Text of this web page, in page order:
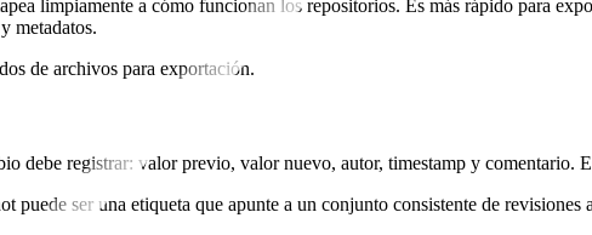
limpiamente a cómo funcionan los repositorios. Es más rápido para
metadatos.
de archivos para exportación.
debe registrar: valor previo, valor nuevo, autor, timestamp y comentario.
puede ser una etiqueta que apunte a un conjunto consistente de revisiones